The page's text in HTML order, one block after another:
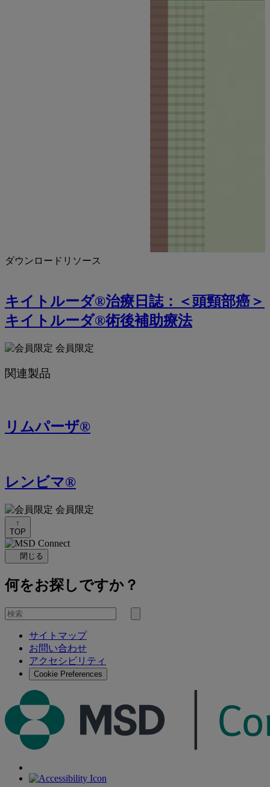
ダウンロードリソース
キイトルーダ®治療日誌：＜頭頸部癌＞
キイトルーダ®術後補助療法
会員限定
関連製品
リムパーザ®
レンビマ®
会員限定
↑
TOP
閉じる
何をお探しですか？
を
検
サイトマップ
お問い合わせ
アクセシビリティ
Cookie Preferences